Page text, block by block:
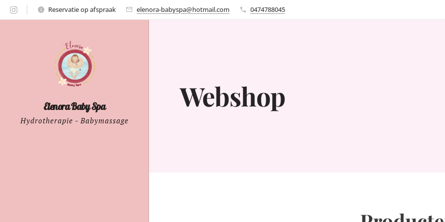
Reservatie op afspraak elenora-babyspa@hotmail.com 0474788045
Elenora Baby Spa
Hydrotherapie - Babymassage
Webshop